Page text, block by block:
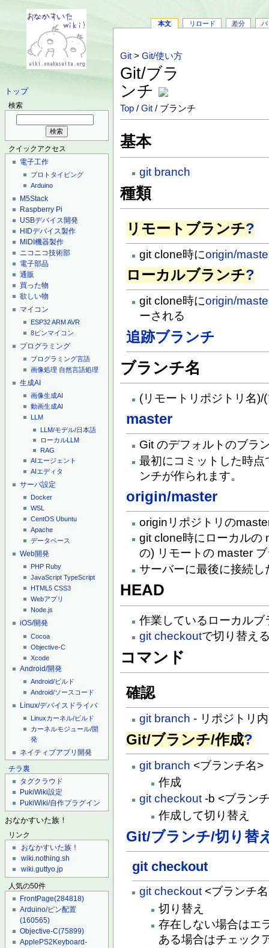
トップ
検索
クイックアクセス
電子工作
プロトタイピング
Arduino
M5Stack
Raspberry Pi
USBデバイス開発
HIDデバイス製作
MIDI機器製作
ニコニコ技術部
電子部品
通販
買った物
欲しい物
マイコン
ESP32ARMAVR
8ピンマイコン
プログラミング
プログラミング言語
画像処理 自然言語処理
生成AI
画像生成AI
動画生成AI
LLM
LLM/モデル/日本語
ローカルLLM
RAG
AIエージェント
AIエディタ
サーバ設定
Docker
WSL
CentOS Ubuntu
Apache
データベース
Web開発
PHP Ruby
JavaScript TypeScript
HTML5 CSS3
Webアプリ
Node.js
iOS/開発
Cocoa
Objective-C
Xcode
Android/開発
Android/ビルド
Android/ソースコード
Linux/デバイスドライバ
Linuxカーネル/ビルド
カーネルモジュール/開
発
ネイティブアプリ開発
チラ裏
タグクラウド
PukiWiki設定
PukiWiki/自作プラグイン
おなかすいた族！
リンク
おなかすいた族！
wiki.nothing.sh
wiki.guttyo.jp
人気の50件
FrontPage(284818)
Arduino/ピン配置
(160565)
Objective-C(75899)
ApplePS2Keyboard-
本文 リロード 差分 バ
Git >Git/使い方
Git/ブラ
ンチ
Top /Git / ブランチ
基本
git branch
種類
リモートブランチ?
git clone時にorigin/
ローカルブランチ?
git clone時にorigin/
ーされる
追跡ブランチ
ブランチ名
(リモートリポジトリ名)/
master
Git のデフォルトのブラ
最初にコミットした時
ンチが作られます。
origin/master
originリポジトリの
git clone時にローカルの
の) リモートの master
サーバーに最後に接続
HEAD
作業しているローカル
git checkoutで切り替え
コマンド
確認
git branch - リポジトリ
Git/ブランチ/作成?
git branch <ブランチ名>
作成
git checkout -b <ブラン
作成して切り替え
Git/ブランチ/切り替
git checkout
git checkout <ブランチ
切り替え
存在しない場合はエ
ある場合はチェック